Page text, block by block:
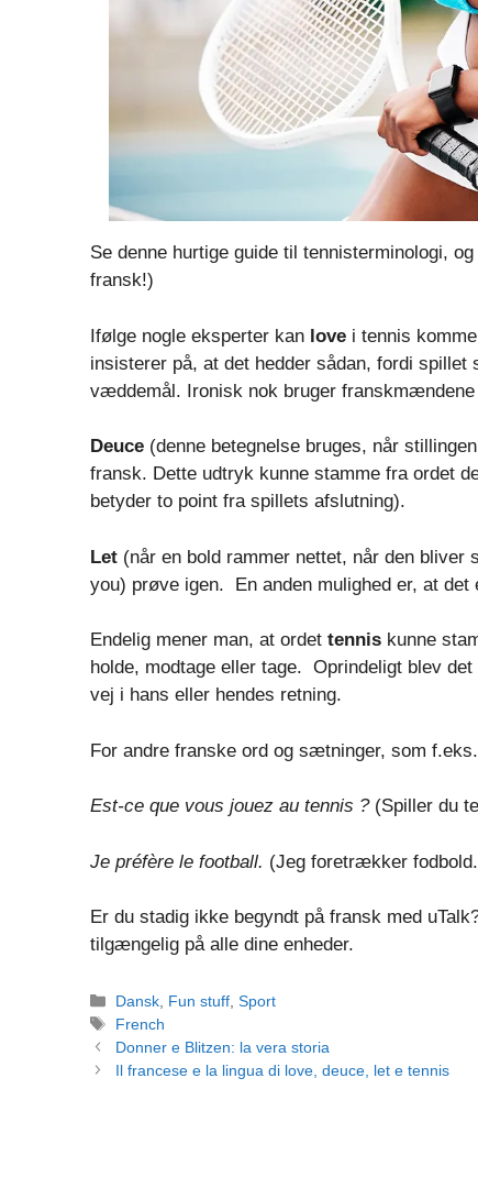
Se denne hurtige guide til tennisterminologi,
fransk!)
Ifølge nogle eksperter kan love i tennis
insisterer på, at det hedder sådan, fordi
væddemål. Ironisk nok bruger
Deuce (denne betegnelse bruges, når
fransk. Dette udtryk kunne stamme fra ordet
betyder to point fra spillets afslutning).
Let (når en bold rammer nettet, når den bliver
you) prøve igen. En anden mulighed er, at det
Endelig mener man, at ordet tennis kunne
holde, modtage eller tage. Oprindeligt blev
vej i hans eller hendes retning.
For andre franske ord og sætninger, som
Est-ce que vous jouez au tennis ?(Spiller du
Je préfère le football. (Jeg foretrækker
Er du stadig ikke begyndt på fransk med
tilgængelig på alle dine enheder.
Categories
Dansk Fun stuff ,Sport
Tags
French
Post
navigation
Donner e Blitzen: la vera storia
Il francese e la lingua di love, deuce, let e tennis